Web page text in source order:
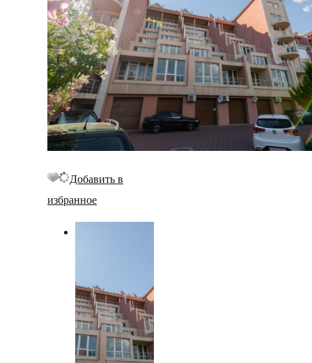
Добавить в
избранное